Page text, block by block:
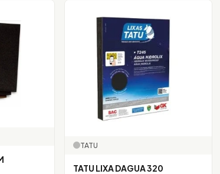
TATU
TATU LIXA DAGUA 320